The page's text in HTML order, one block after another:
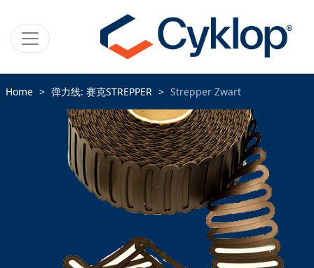
Home 弹力线: 赛克STREPPER Strepper Zwart